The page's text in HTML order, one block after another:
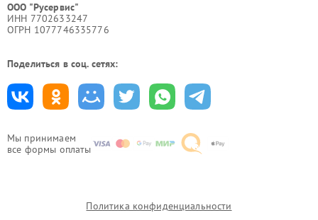
Мы принимаем
все формы оплаты
ООО "Русервис"
ИНН 7702633247
ОГРН 1077746335776
Поделиться в соц. сетях:
Политика конфиденциальности